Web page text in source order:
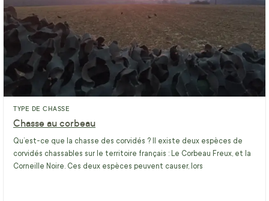
TYPE DE CHASSE
Chasse au corbeau
Qu’est-ce que la chasse des corvidés ? Il existe deux espèces de
corvidés chassables sur le territoire français : Le Corbeau Freux, et la
Corneille Noire. Ces deux espèces peuvent causer, lors